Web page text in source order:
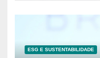
ESG E SUSTENTABILIDADE